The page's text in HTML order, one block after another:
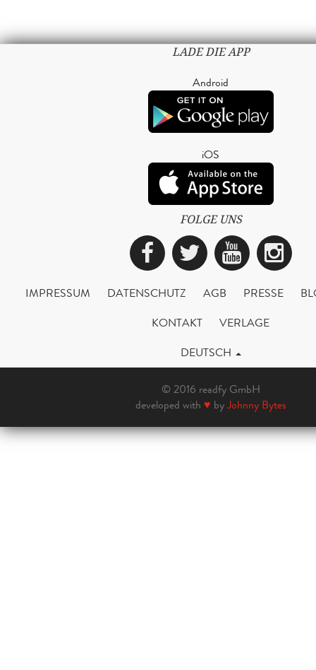
LADE DIE APP
Android
iOS
FOLGE UNS
Facebook
Twitter
IMPRESSUM DATENSCHUTZ AGB PRESSE
KONTAKT
VERLAGE
DEUTSCH
© 2016 readfy GmbH
developed with ♥ byJohnny Bytes